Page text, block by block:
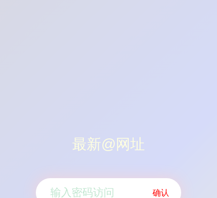
最新@网址
确认